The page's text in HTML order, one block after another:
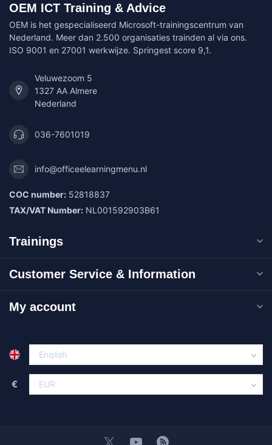
OEM ICT Training & Advice
OEM is het gespecialiseerd Microsoft-trainingscentrum van
Nederland. Meer dan 2.500 organisaties trainden al via ons.
ISO 9001 en 27001 werkwijze. Springest score 9,1.
Veluwezoom 5
1327 AA Almere
Nederland
036-7601019
info@officeelearningmenu.nl
COC number: 52818837
TAX/VAT Number: NL001592903B61
Trainings
Customer Service & Information
My account
€